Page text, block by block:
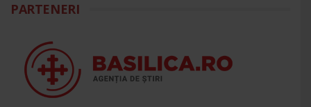
PARTENERI